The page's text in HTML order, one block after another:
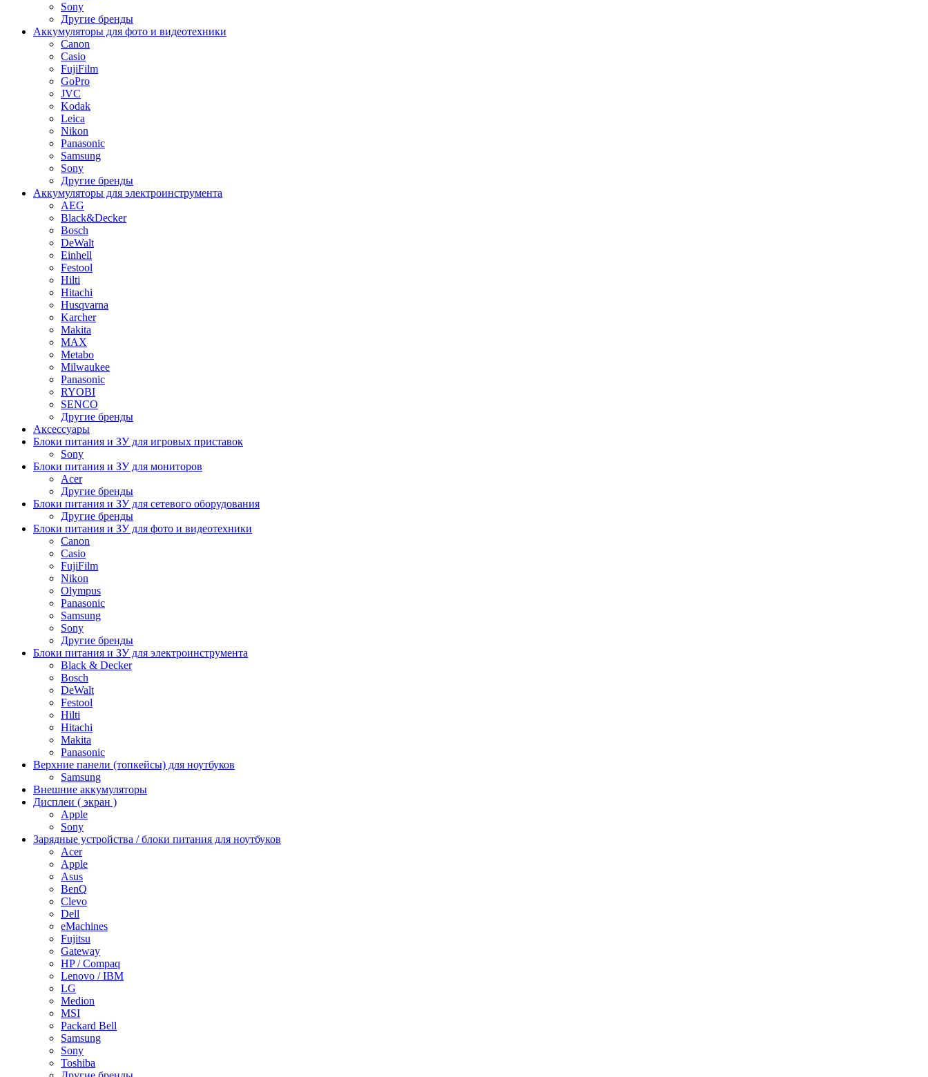
Sony
Другие бренды
Аккумуляторы для фото и видеотехники
Canon
Casio
FujiFilm
GoPro
JVC
Kodak
Leica
Nikon
Panasonic
Samsung
Sony
Другие бренды
Аккумуляторы для электроинструмента
AEG
Black&Decker
Bosch
DeWalt
Einhell
Festool
Hilti
Hitachi
Husqvarna
Karcher
Makita
MAX
Metabo
Milwaukee
Panasonic
RYOBI
SENCO
Другие бренды
Аксессуары
Блоки питания и ЗУ для игровых приставок
Sony
Блоки питания и ЗУ для мониторов
Acer
Другие бренды
Блоки питания и ЗУ для сетевого оборудования
Другие бренды
Блоки питания и ЗУ для фото и видеотехники
Canon
Casio
FujiFilm
Nikon
Olympus
Panasonic
Samsung
Sony
Другие бренды
Блоки питания и ЗУ для электроинструмента
Black & Decker
Bosch
DeWalt
Festool
Hilti
Hitachi
Makita
Panasonic
Верхние панели (топкейсы) для ноутбуков
Samsung
Внешние аккумуляторы
Дисплеи ( экран )
Apple
Sony
Зарядные устройства / блоки питания для ноутбуков
Acer
Apple
Asus
BenQ
Clevo
Dell
eMachines
Fujitsu
Gateway
HP / Compaq
Lenovo / IBM
LG
Medion
MSI
Packard Bell
Samsung
Sony
Toshiba